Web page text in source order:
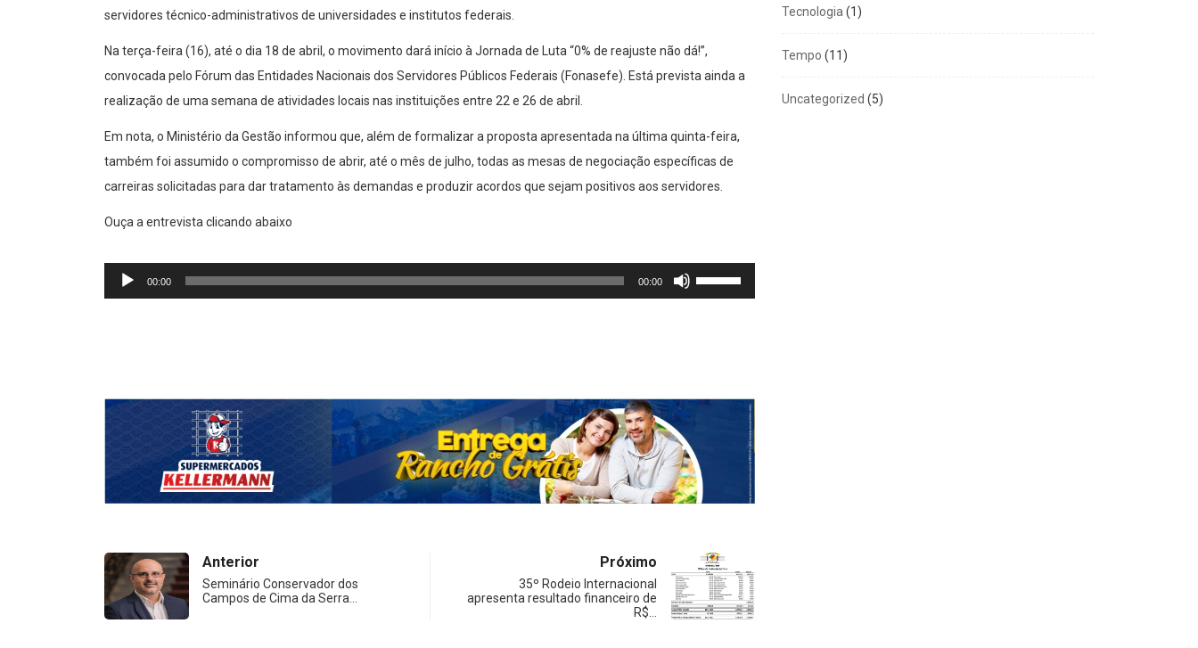
servidores técnico-administrativos de universidades e institutos federais.
Na terça-feira (16), até o dia 18 de abril, o movimento dará início à Jornada de Luta “0% de reajuste não dá!”,
convocada pelo Fórum das Entidades Nacionais dos Servidores Públicos Federais (Fonasefe). Está prevista ainda a
realização de uma semana de atividades locais nas instituições entre 22 e 26 de abril.
Em nota, o Ministério da Gestão informou que, além de formalizar a proposta apresentada na última quinta-feira,
também foi assumido o compromisso de abrir, até o mês de julho, todas as mesas de negociação específicas de
carreiras solicitadas para dar tratamento às demandas e produzir acordos que sejam positivos aos servidores.
Ouça a entrevista clicando abaixo
00:00 00:00
aumentar
ou
diminuir
o
Anterior
Seminário Conservador dos
Campos de Cima da Serra…
Próximo
35º Rodeio Internacional
apresenta resultado financeiro de
R$…
Tecnologia (1)
Tempo (11)
Uncategorized (5)